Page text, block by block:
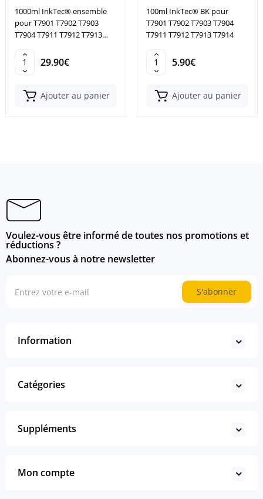
1000ml InkTec® ensemble
pour T7901 T7902 T7903
T7904 T7911 T7912 T7913
29.90€
Ajouter au panier
100ml InkTec® BK pour
T7901 T7902 T7903 T7904
T7911 T7912 T7913 T7914
5.90€
Ajouter au panier
Voulez-vous être informé de toutes nos promotions et
réductions ?
Abonnez-vous à notre newsletter
S'abonner
Information
Catégories
Suppléments
Mon compte